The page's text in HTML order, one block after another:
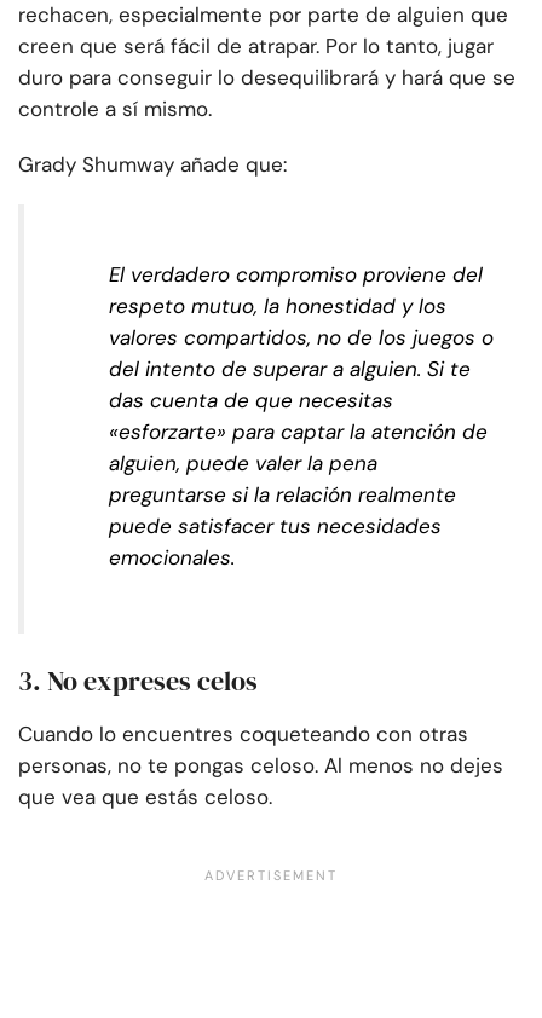
rechacen, especialmente por parte de alguien que
creen que será fácil de atrapar. Por lo tanto, jugar
duro para conseguir lo desequilibrará y hará que se
controle a sí mismo.
Grady Shumway añade que:
El verdadero compromiso proviene del
respeto mutuo, la honestidad y los
valores compartidos, no de los juegos o
del intento de superar a alguien. Si te
das cuenta de que necesitas
«esforzarte» para captar la atención de
alguien, puede valer la pena
preguntarse si la relación realmente
puede satisfacer tus necesidades
emocionales.
3. No expreses celos
Cuando lo encuentres coqueteando con otras
personas, no te pongas celoso. Al menos no dejes
que vea que estás celoso.